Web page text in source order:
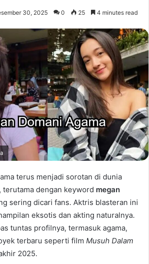
30, 2025 0 25 4 minutes read
terus menjadi sorotan di dunia
terutama dengan keyword megan
sering dicari fans. Aktris blasteran ini
eksotis dan akting naturalnya.
tuntas profilnya, termasuk agama,
terbaru seperti film Musuh Dalam
2025.